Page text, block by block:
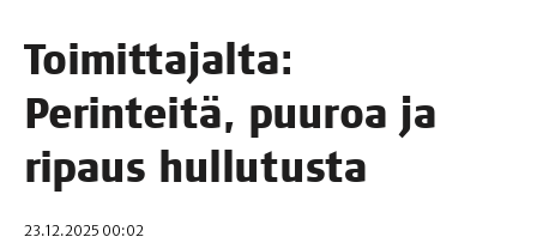
Toi­mit­ta­jal­ta:
Perin­tei­tä, puu­roa ja
ripaus hullutusta
23.12.2025 00:02